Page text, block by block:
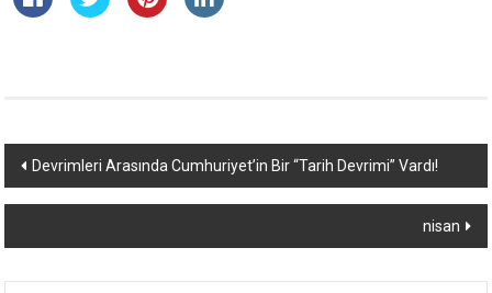
Yazı
dolaşımı
Devrimleri Arasında Cumhuriyet’in Bir “Tarih Devrimi” Vardı!
nisan